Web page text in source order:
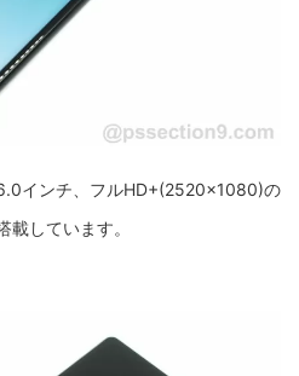
インチ、フルHD+(2520×1080)の
載しています。